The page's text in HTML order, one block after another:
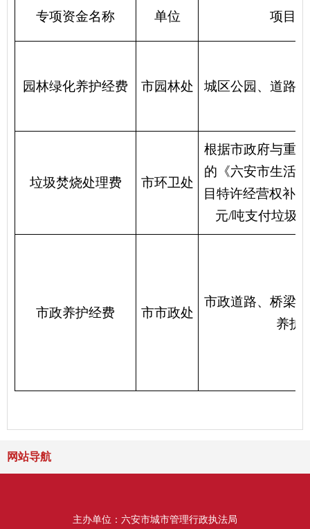
专项资金名称 单位 项目
园林绿化养护经费 市园林处 城区公园、道路
垃圾焚烧处理费 市环卫处
根据市政府与重
的《六安市生活
目特许经营权补
元/吨支付垃圾
市政养护经费 市市政处
市政道路、桥梁
养护
网站导航
主办单位：六安市城市管理行政执法局